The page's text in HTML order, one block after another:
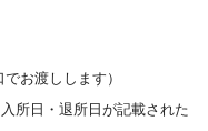
お渡しします）
所日・退所日が記載された